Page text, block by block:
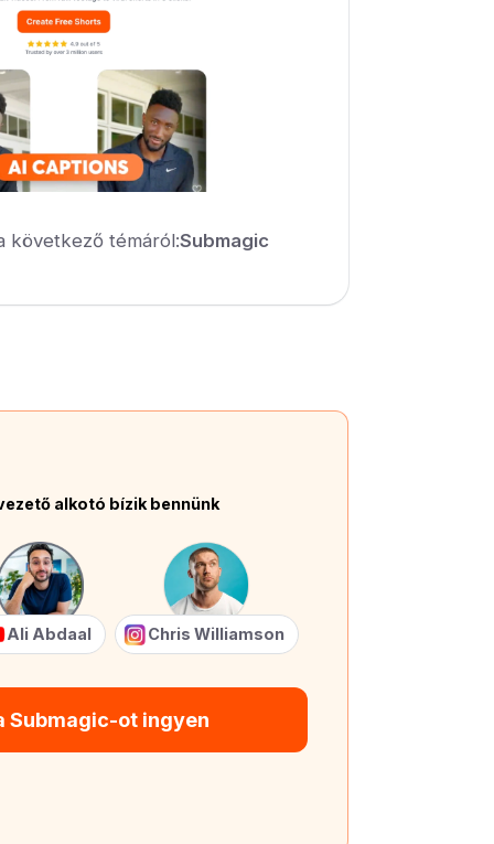
következő témáról:Submagic
alkotó bízik bennünk
Ali Abdaal Chris Williamson
Submagic-ot ingyen